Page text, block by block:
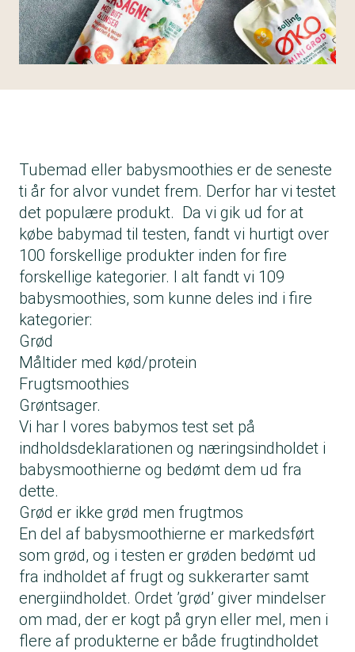
Tubemad eller babysmoothies er de seneste
ti år for alvor vundet frem. Derfor har vi testet
det populære produkt. Da vi gik ud for at
købe babymad til testen, fandt vi hurtigt over
100 forskellige produkter inden for fire
forskellige kategorier. I alt fandt vi 109
babysmoothies, som kunne deles ind i fire
kategorier:
Grød
Måltider med kød/protein
Frugtsmoothies
Grøntsager.
Vi har I vores babymos test set på
indholdsdeklarationen og næringsindholdet i
babysmoothierne og bedømt dem ud fra
dette.
Grød er ikke grød men frugtmos
En del af babysmoothierne er markedsført
som grød, og i testen er grøden bedømt ud
fra indholdet af frugt og sukkerarter samt
energiindholdet. Ordet ’grød’ giver mindelser
om mad, der er kogt på gryn eller mel, men i
flere af produkterne er både frugtindholdet